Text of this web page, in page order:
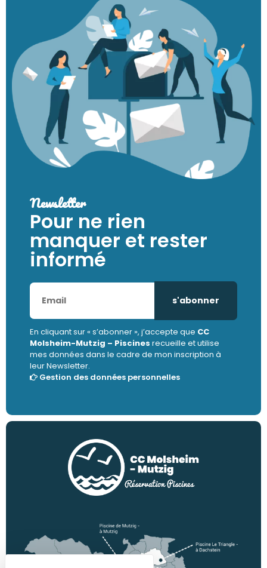
Newsletter
Pour ne rien
manquer et rester
informé
En cliquant sur « s’abonner », j’accepte que CC
Molsheim-Mutzig – Piscines recueille et utilise
mes données dans le cadre de mon inscription à
leur Newsletter.
Gestion des données personnelles